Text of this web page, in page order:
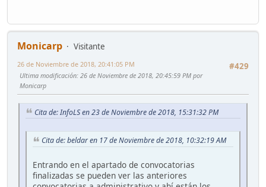
Monicarp
Visitante
#429
26 de Noviembre de 2018, 20:41:05 PM
Ultima modificación: 26 de Noviembre de 2018, 20:45:59 PM por
Monicarp
Cita de: InfoLS en 23 de Noviembre de 2018, 15:31:32 PM
Cita de: beldar en 17 de Noviembre de 2018, 10:32:19 AM
Entrando en el apartado de convocatorias
finalizadas se pueden ver las anteriores